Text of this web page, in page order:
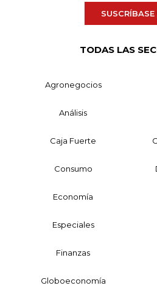
SUSCRÍBASE
TODAS LAS
Agronegocios
Análisis
Caja Fuerte
Consumo
Economía
Especiales
Finanzas
Globoeconomía